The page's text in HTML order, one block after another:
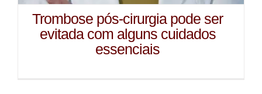
Trombose pós-cirurgia pode ser
evitada com alguns cuidados
essenciais